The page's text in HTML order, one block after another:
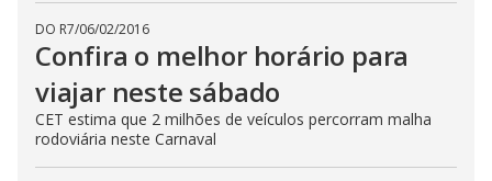
DO R7/06/02/2016
Confira o melhor horário para
viajar neste sábado
CET estima que 2 milhões de veículos percorram malha
rodoviária neste Carnaval